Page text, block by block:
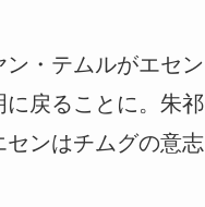
・テムルがエセン
戻ることに。朱祁
ンはチムグの意志